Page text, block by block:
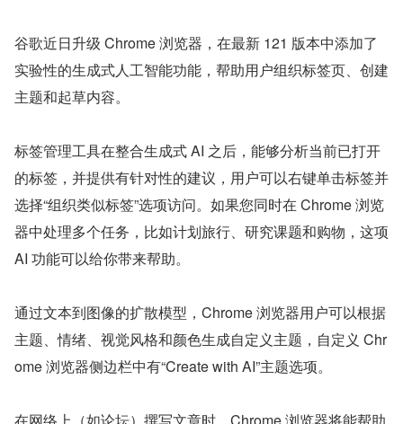
谷歌近日升级 Chrome 浏览器，在最新 121 版本中添加了
实验性的生成式人工智能功能，帮助用户组织标签页、创建
主题和起草内容。
标签管理工具在整合生成式 AI 之后，能够分析当前已打开
的标签，并提供有针对性的建议，用户可以右键单击标签并
选择“组织类似标签”选项访问。如果您同时在 Chrome 浏览
器中处理多个任务，比如计划旅行、研究课题和购物，这项
AI 功能可以给你带来帮助。
通过文本到图像的扩散模型，Chrome 浏览器用户可以根据
主题、情绪、视觉风格和颜色生成自定义主题，自定义 Chr
ome 浏览器侧边栏中有“Create with AI”主题选项。
在网络上（如论坛）撰写文章时，Chrome 浏览器将能帮助